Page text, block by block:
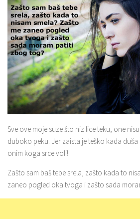
Sve ove moje suze što niz lice teku, one
duboko peku. Jer zaista je teško kada
onim koga srce voli!
Zašto sam baš tebe srela, zašto kada to
zaneo pogled oka tvoga i zašto sada